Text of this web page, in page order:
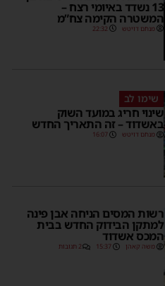
13 נשדד באיומי רצח –
המשטרה הקימה צח”מ
מנחם דויטש 22:32
שימו לב
שינוי חריג במועד השוק
באשדוד – זה התאריך החדש
מנחם דויטש 16:07
רשות המסים הניחה אבן פינה
למתקן הבידוק החדש בבית
המכס אשדוד
משה קאהן 15:37 2 תגובות